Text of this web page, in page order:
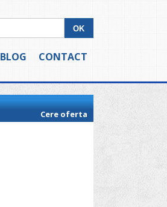
BLOG CONTACT
Cere oferta